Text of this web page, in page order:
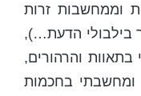
וממחשבות זרות
בילבולי הדעת…),
והרהורים,
בחכמות